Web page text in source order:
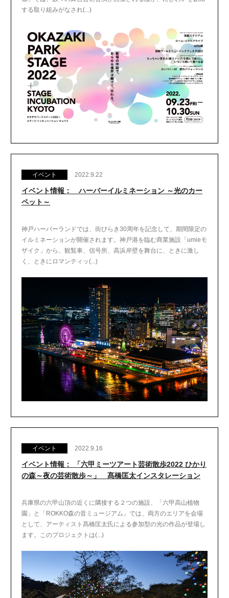
する取り組みがなされ(...)
イベント 2022.9.22
イベント情報： ハーバーイルミネーション ～光のカー
ペット～
神戸ハーバーランドでは、街びらき30周年を記念して、期間限定の
イルミネーションが開催されます。神戸港を臨む商業施設「umieモ
ザイク」から、観覧車、信号所、高浜岸壁を舞台に、ときに激し
く、ときにロマンティッ(...)
イベント 2022.9.16
イベント情報： 「六甲ミーツアート芸術散歩2022 ひかり
の森～夜の芸術散歩～」 髙橋匡太インスタレーション
兵庫県の六甲山頂の近くに隣接する２つの施設、「六甲高山植物
園」と「ROKKO森の音ミュージアム」では、両方のエリアを会場
として、アーティスト髙橋匡太氏による参加型の光の作品が登場し
ます。このプロジェクトは(...)